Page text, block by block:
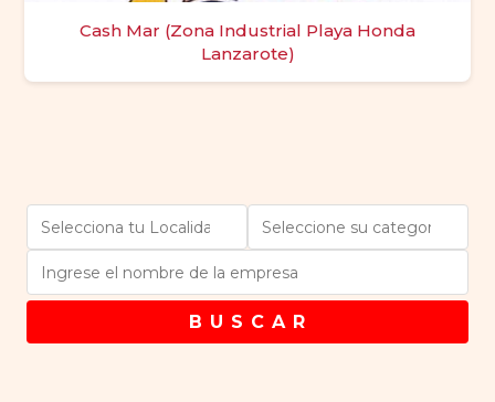
Cash Mar (Zona Industrial Playa Honda
Lanzarote)
B U S C A R